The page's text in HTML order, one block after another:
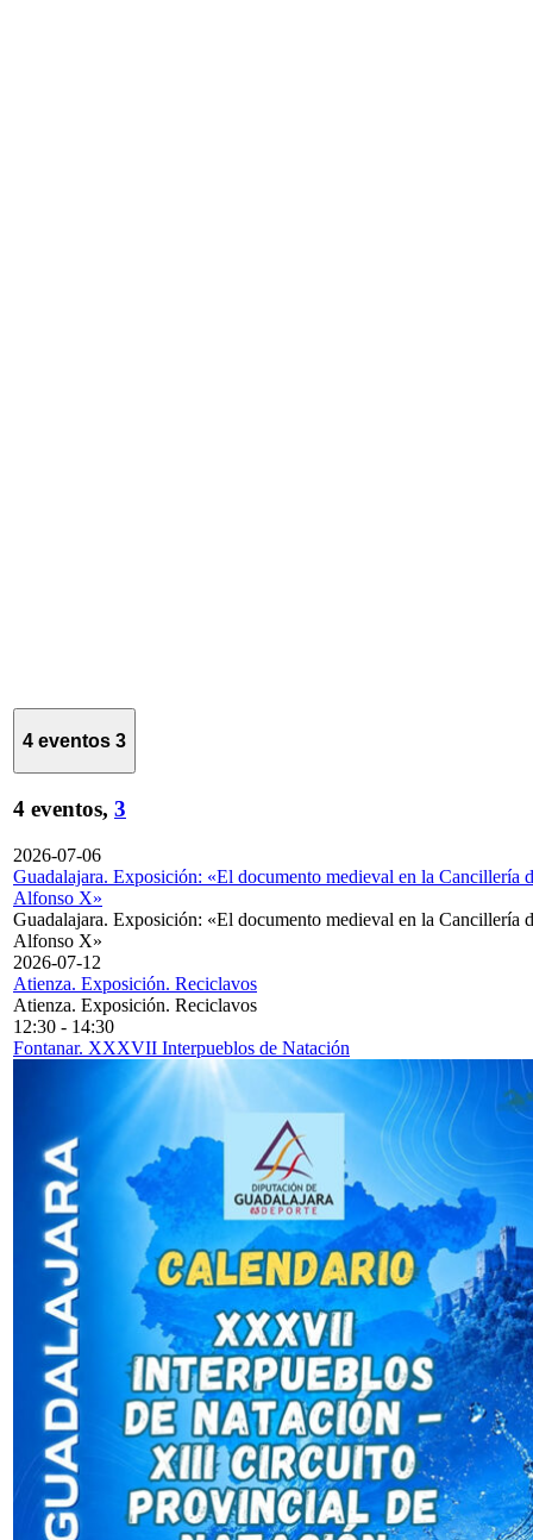
4 eventos 3
4 eventos, 3
2026-07-06
Guadalajara. Exposición: «El documento medieval en la Cancillería
Alfonso X»
Guadalajara. Exposición: «El documento medieval en la Cancillería
Alfonso X»
2026-07-12
Atienza. Exposición. Reciclavos
Atienza. Exposición. Reciclavos
12:30 - 14:30
Fontanar. XXXVII Interpueblos de Natación